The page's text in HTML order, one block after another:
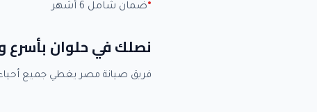
ضمان شامل 6 أشهر
نصلك في حلوان
فريق صيانة مصر يغطي جميع